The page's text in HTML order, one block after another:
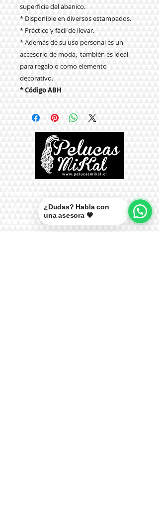
superficie del abanico.
* Disponible en diversos estampados.
* Práctico y fácil de llevar.
* Además de su uso personal es un
accesorio de moda, también es ideal
para regalo o como elemento
decorativo.
* Código ABH
+56 9 9327 7210
mikal@pelucasmikal.cl
¿Dudas? Habla con
una asesora 💗